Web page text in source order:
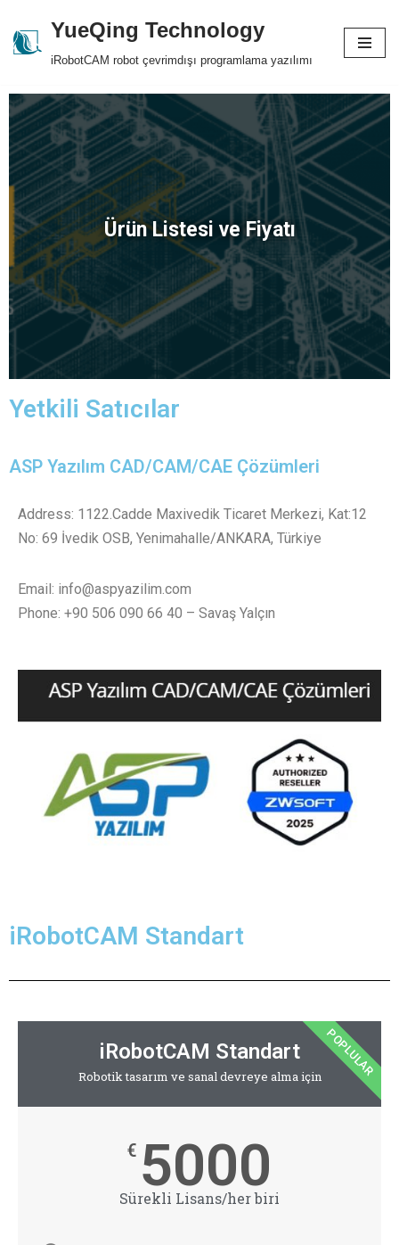
Skip
content
YueQing Technology
iRobotCAM robot çevrimdışı programlama yazılımı
Ürün Listesi ve Fiyatı
Yetkili Satıcılar​
ASP Yazılım CAD/CAM/CAE Çözümleri
Address: 1122.Cadde Maxivedik Ticaret Merkezi, Kat:12
No: 69 İvedik OSB, Yenimahalle/ANKARA, Türkiye
Email: info@aspyazilim.com
Phone: +90 506 090 66 40 – Savaş Yalçın
iRobotCAM Standart
iRobotCAM Standart
Robotik tasarım ve sanal devreye alma için
€ 5000
Sürekli Lisans/her biri
POPLULAR